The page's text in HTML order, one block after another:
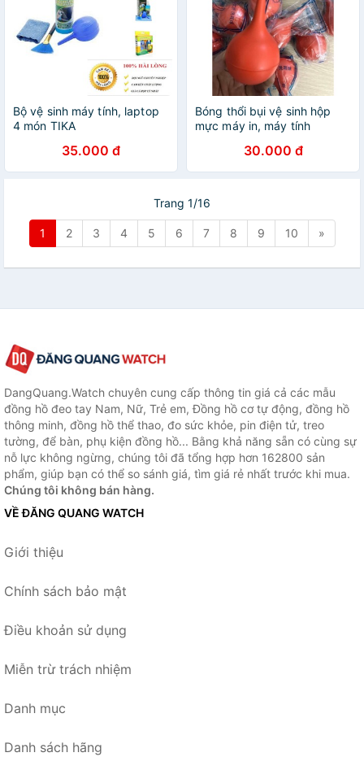
Bộ vệ sinh máy tính, laptop
4 món TIKA
35.000 đ
Bóng thổi bụi vệ sinh hộp
mực máy in, máy tính
30.000 đ
Trang 1/16
1 2 3 4 5 6 7 8 9 10 »
DangQuang.Watch chuyên cung cấp thông tin giá cả các mẫu
đồng hồ đeo tay Nam, Nữ, Trẻ em, Đồng hồ cơ tự động, đồng hồ
thông minh, đồng hồ thể thao, đo sức khỏe, pin điện tử, treo
tường, để bàn, phụ kiện đồng hồ... Bằng khả năng sẵn có cùng sự
nỗ lực không ngừng, chúng tôi đã tổng hợp hơn 162800 sản
phẩm, giúp bạn có thể so sánh giá, tìm giá rẻ nhất trước khi mua.
Chúng tôi không bán hàng.
VỀ ĐĂNG QUANG WATCH
Giới thiệu
Chính sách bảo mật
Điều khoản sử dụng
Miễn trừ trách nhiệm
Danh mục
Danh sách hãng